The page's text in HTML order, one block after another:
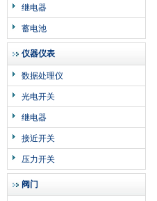
继电器
蓄电池
仪器仪表
数据处理仪
光电开关
继电器
接近开关
压力开关
阀门